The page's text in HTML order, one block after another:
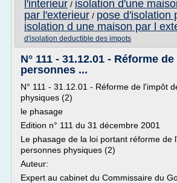
l'interieur / isolation d'une
par l'exterieur / pose d'isolation
isolation d une maison par l
d'isolation deductible des impots
N° 111 - 31.12.01 - Réforme
personnes ...
N° 111 - 31.12.01 - Réforme de l'impôt
physiques (2)
le phasage
Edition n° 111 du 31 décembre 2001
Le phasage de la loi portant réforme de
personnes physiques (2)
Auteur:
Expert au cabinet du Commissaire du